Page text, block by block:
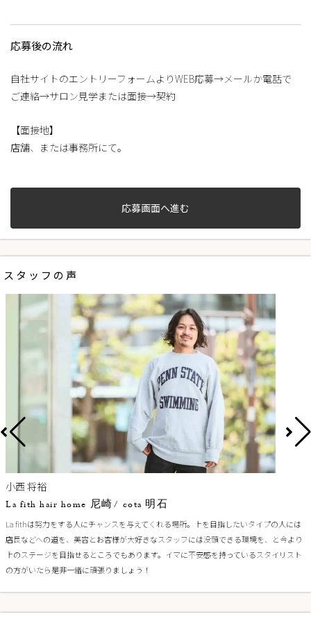
応募後の流れ
自社サイトのエントリーフォームよりWEB応募→メールか電話で
ご連絡→サロン見学または面接→契約
【面接地】
店舗、または事務所にて。
応募画面へ進む
スタッフの声
小西 将裕
La fith hair home 尼崎/ cota 明石
La fithは努力をする人にチャンスを与えてくれる場所。上を目指したいタイプの人には
店長などへの道を、美容とお客様が大好きなスタッフには没頭できる環境を、と今より
上のステージを目指せるところでもあります。イマに不安感を持っているスタイリスト
の方がいたら是非一緒に頑張りましょう！